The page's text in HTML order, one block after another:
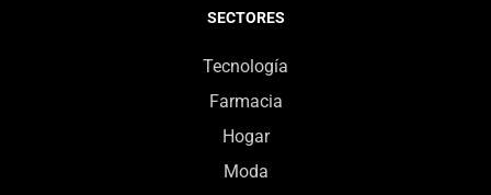
SECTORES
Tecnología
Farmacia
Hogar
Moda